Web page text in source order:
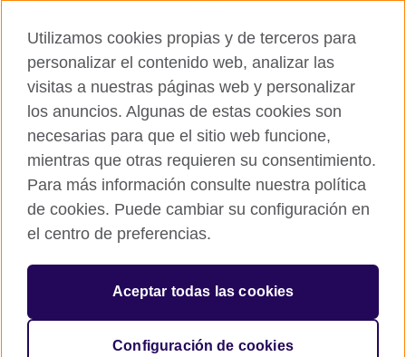
British Council Global
Privacidad
Aviso Legal
Cookies
Mapa del sitio
© 2026 British Council
relations and educational opportunities. A registered charity in
the UK: 209131 (England and Wales) SC037733
(Scotland). Registered in Spain as “Delegación en España de la
number 847 CUL-EXT.
Utilizamos cookies propias y de terceros para
personalizar el contenido web, analizar las
visitas a nuestras páginas web y personalizar
los anuncios. Algunas de estas cookies son
necesarias para que el sitio web funcione,
mientras que otras requieren su consentimiento.
Para más información consulte nuestra política
de cookies. Puede cambiar su configuración en
el centro de preferencias.
Aceptar todas las cookies
Configuración de cookies